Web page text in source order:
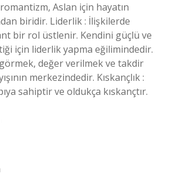
Aslan için hayatın
biridir. Liderlik : İlişkilerde
bir rol üstlenir. Kendini güçlü ve
için liderlik yapma eğilimindedir.
değer verilmek ve takdir
merkezindedir. Kıskançlık :
sahiptir ve oldukça kıskançtır.